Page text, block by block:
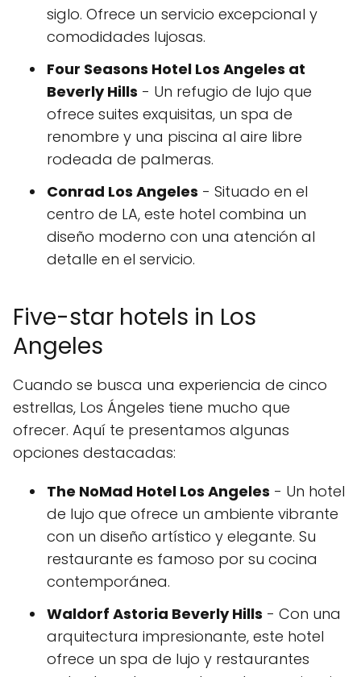
siglo. Ofrece un servicio excepcional y
comodidades lujosas.
Four Seasons Hotel Los Angeles at
Beverly Hills - Un refugio de lujo que
ofrece suites exquisitas, un spa de
renombre y una piscina al aire libre
rodeada de palmeras.
Conrad Los Angeles - Situado en el
centro de LA, este hotel combina un
diseño moderno con una atención al
detalle en el servicio.
Five-star hotels in Los
Angeles
Cuando se busca una experiencia de cinco
estrellas, Los Ángeles tiene mucho que
ofrecer. Aquí te presentamos algunas
opciones destacadas:
The NoMad Hotel Los Angeles - Un hotel
de lujo que ofrece un ambiente vibrante
con un diseño artístico y elegante. Su
restaurante es famoso por su cocina
contemporánea.
Waldorf Astoria Beverly Hills - Con una
arquitectura impresionante, este hotel
ofrece un spa de lujo y restaurantes